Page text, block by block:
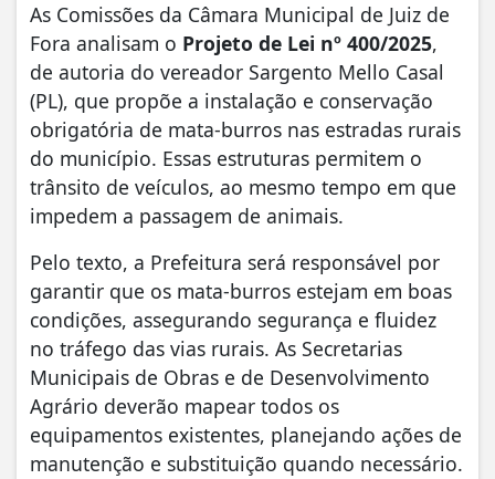
As Comissões da Câmara Municipal de Juiz de
Fora analisam o Projeto de Lei nº 400/2025,
de autoria do vereador Sargento Mello Casal
(PL), que propõe a instalação e conservação
obrigatória de mata-burros nas estradas rurais
do município. Essas estruturas permitem o
trânsito de veículos, ao mesmo tempo em que
impedem a passagem de animais.
Pelo texto, a Prefeitura será responsável por
garantir que os mata-burros estejam em boas
condições, assegurando segurança e fluidez
no tráfego das vias rurais. As Secretarias
Municipais de Obras e de Desenvolvimento
Agrário deverão mapear todos os
equipamentos existentes, planejando ações de
manutenção e substituição quando necessário.